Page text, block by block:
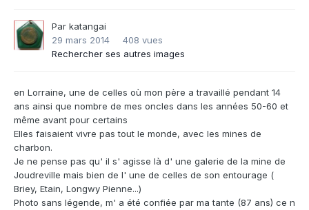
Par katangai
29 mars 2014
408 vues
Rechercher ses autres images
en Lorraine, une de celles où mon père a travaillé pendant 14
ans ainsi que nombre de mes oncles dans les années 50-60 et
même avant pour certains
Elles faisaient vivre pas tout le monde, avec les mines de
charbon.
Je ne pense pas qu' il s' agisse là d' une galerie de la mine de
Joudreville mais bien de l' une de celles de son entourage (
Briey, Etain, Longwy Pienne...)
Photo sans légende, m' a été confiée par ma tante (87 ans) ce n